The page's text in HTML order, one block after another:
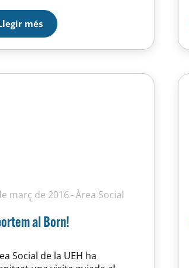
sortida és de només 3 euros i
més
març de 2016 Àrea Social
al Born!
Social de la UEH ha